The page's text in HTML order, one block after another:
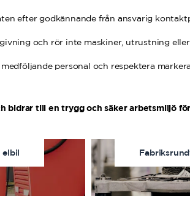
efter godkännande från ansvarig
och rör inte maskiner, utrustning
personal och respektera
bidrar till en trygg och säker arbetsmiljö
elbil